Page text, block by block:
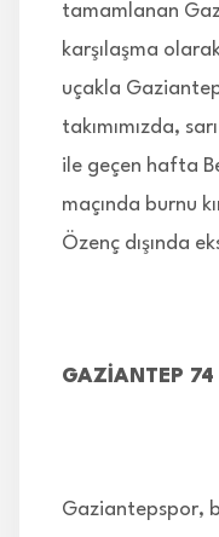
tamamlanan
karşılaşma
uçakla
takımımızda,
ile geçen hafta
maçında burnu
Özenç dışında
GAZİANTEP
Gaziantepspor,